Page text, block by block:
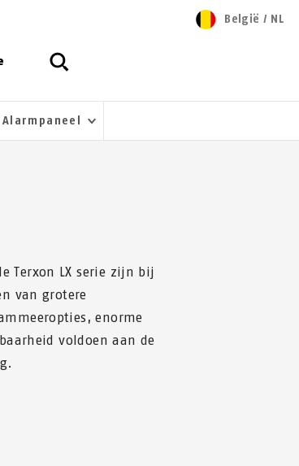
België / NL
Alarmpaneel
Terxon LX serie zijn bij
van grotere
enorme
voldoen aan de